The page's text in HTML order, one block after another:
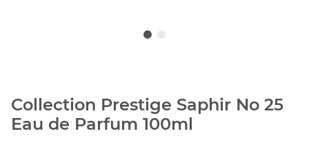
Collection Prestige Saphir No 25
Eau de Parfum 100ml